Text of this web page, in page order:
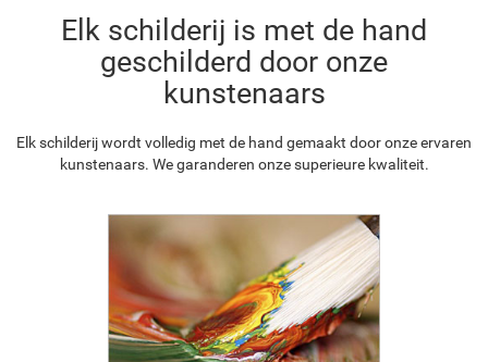
Elk schilderij is met de hand
geschilderd door onze
kunstenaars
Elk schilderij wordt volledig met de hand gemaakt door onze ervaren
kunstenaars. We garanderen onze superieure kwaliteit.